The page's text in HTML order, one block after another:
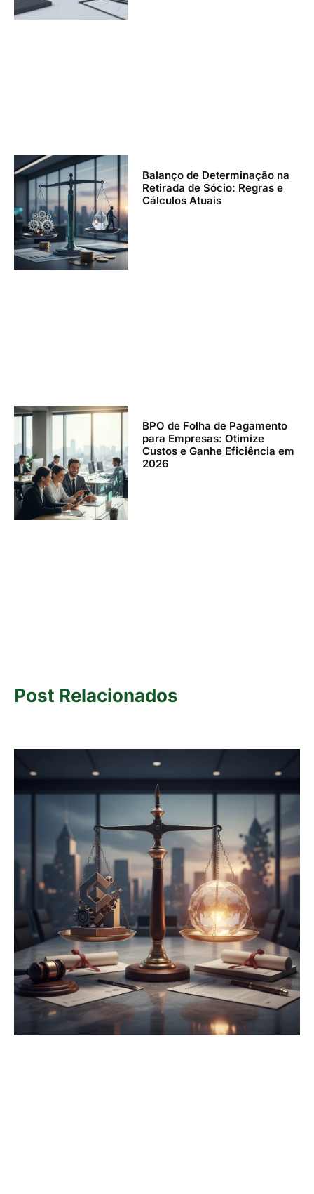
Balanço de Determinação na
Retirada de Sócio: Regras e
Cálculos Atuais
BPO de Folha de Pagamento
para Empresas: Otimize
Custos e Ganhe Eficiência em
2026
Post Relacionados